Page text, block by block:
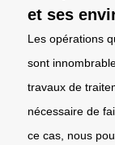
et ses
Les opérations
sont
travaux de
nécessaire de
ce cas, nous